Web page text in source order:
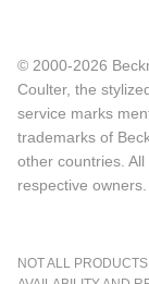
© 2000-2026
Coulter, the
service marks
trademarks of
other countries.
respective owners.
NOT ALL